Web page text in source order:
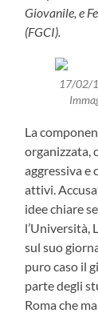
Giovanile, e
(FGCI).
17/02/
La
organizzata,
aggressiva
attivi.
idee chiare
l’Università,
sul suo
puro caso il
parte degli
Roma che